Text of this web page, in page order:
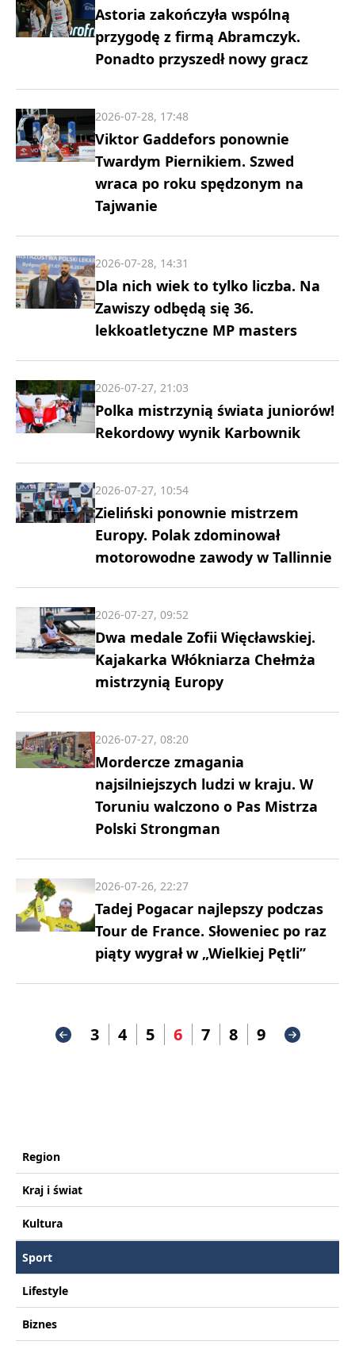
Astoria zakończyła wspólną
przygodę z firmą Abramczyk.
Ponadto przyszedł nowy gracz
Viktor Gaddefors ponownie
Twardym Piernikiem. Szwed
wraca po roku spędzonym na
Tajwanie
2026-07-28, 17:48
Dla nich wiek to tylko liczba. Na
Zawiszy odbędą się 36.
lekkoatletyczne MP masters
2026-07-28, 14:31
Polka mistrzynią świata juniorów!
Rekordowy wynik Karbownik
2026-07-27, 21:03
Zieliński ponownie mistrzem
Europy. Polak zdominował
motorowodne zawody w Tallinnie
2026-07-27, 10:54
Dwa medale Zofii Więcławskiej.
Kajakarka Włókniarza Chełmża
mistrzynią Europy
2026-07-27, 09:52
Mordercze zmagania
najsilniejszych ludzi w kraju. W
Toruniu walczono o Pas Mistrza
Polski Strongman
2026-07-27, 08:20
Tadej Pogacar najlepszy podczas
Tour de France. Słoweniec po raz
piąty wygrał w „Wielkiej Pętli”
2026-07-26, 22:27
3 4 5 6 7 8 9
Region
Kraj i świat
Kultura
Sport
Lifestyle
Biznes